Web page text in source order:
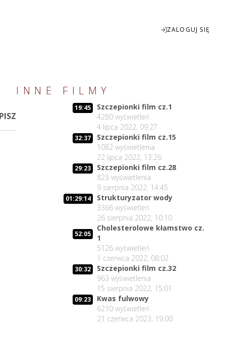
ZALOGUJ SIĘ
fullscreen
INNE FILMY
19:45
Szczepionki film cz.1
4280 wyświetleń
4 lipca 2022, 09:27
32:37
Szczepionki film cz.15
1082 wyświetlenia
22 lipca 2022, 13:26
29:23
Szczepionki film cz.28
823 wyświetlenia
9 sierpnia 2022, 14:45
01:29:14
Strukturyzator wody
3366 wyświetleń
26 sierpnia 2022, 10:10
52:05
Cholesterolowe kłamstwo cz.
1
5126 wyświetleń
1 czerwca 2022, 08:02
30:32
Szczepionki film cz.32
963 wyświetlenia
15 sierpnia 2022, 15:01
09:23
Kwas fulwowy
6210 wyświetleń
21 czerwca 2023, 19:00